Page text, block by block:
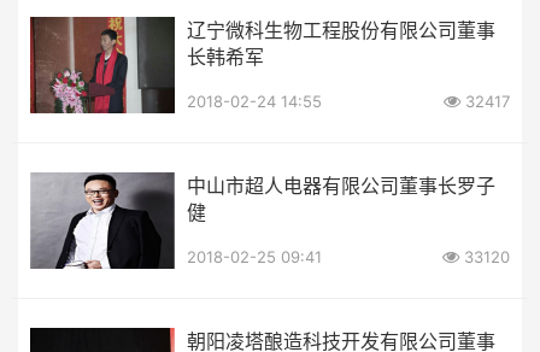
辽宁微科生物工程股份有限公司董事
长韩希军
2018-02-24 14:55 32417
中山市超人电器有限公司董事长罗子
健
2018-02-25 09:41 33120
朝阳凌塔酿造科技开发有限公司董事